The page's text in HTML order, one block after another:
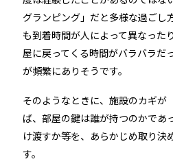
グランピング」だと多様な過ごし
も到着時間が人によって異なった
屋に戻ってくる時間がバラバラだ
が頻繁にありそうです。
そのようなときに、施設のカギが
ば、部屋の鍵は誰が持つのかであ
け渡すか等を、あらかじめ取り決
す。